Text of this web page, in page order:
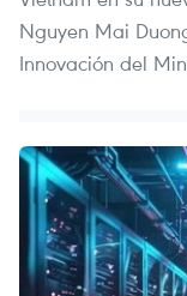
Nguyen Mai
Innovación del